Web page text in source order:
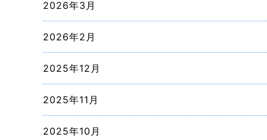
2026年3月
2026年2月
2025年12月
2025年11月
2025年10月